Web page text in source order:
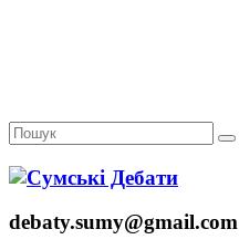
debaty.sumy@gmail.com